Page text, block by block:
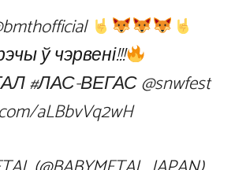
ў чэрвені!!!
#ЛАС-ВЕГАС@snwfest
aLBbvVq2wH